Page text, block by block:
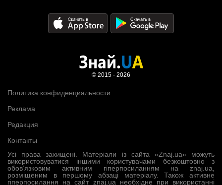
Усі права захищені. Матеріали із сайта «Znaj.ua» можуть
використовуватися іншими користувачами безкоштовно з
обов’язковим активним гіперпосиланням на znaj.ua,
розміщеним в першому абзаці матеріалу. Також активне
гіперпосилання на сайт znaj.ua необхідне при використанні
Политика конфиденциальности
Реклама
Редакция
Контакты
© 2015 - 2026